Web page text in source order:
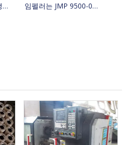
JPR-CT3054 JMP 냉각 보트 해수 펌프는 4255411, 425-5411, Jabsco 29630-1301S, W100000을 대체합니다. 임펠러는 JMP 9500-01/JABSCO 15780-0000/JOHNSON 15299-1000을 대체합니다.